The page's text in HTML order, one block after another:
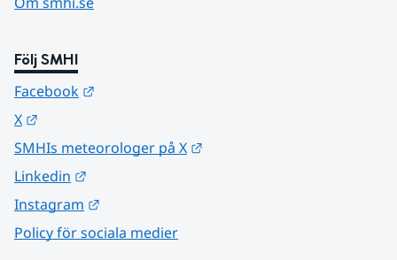
Följ SMHI
Facebook
X
SMHIs meteorologer på X
Linkedin
Instagram
Policy för sociala medier